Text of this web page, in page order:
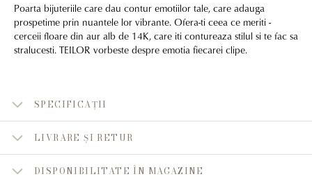
Poarta bijuteriile care dau contur emotiilor tale, care adauga
prospetime prin nuantele lor vibrante. Ofera-ti ceea ce meriti -
cerceii floare din aur alb de 14K, care iti contureaza stilul si te fac sa
stralucesti. TEILOR vorbeste despre emotia fiecarei clipe.
SPECIFICAȚII
LIVRARE ȘI RETUR
DISPONIBILITATE ÎN MAGAZINE